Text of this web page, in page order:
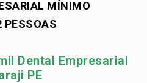
MÍNIMO
PESSOAS
Dental Empresarial
PE